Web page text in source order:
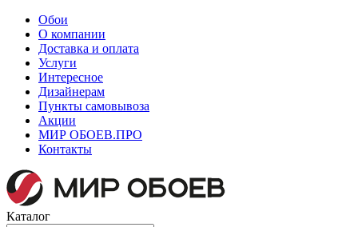
Обои
О компании
Доставка и оплата
Услуги
Интересное
Дизайнерам
Пункты самовывоза
Акции
МИР ОБОЕВ.ПРО
Контакты
Каталог